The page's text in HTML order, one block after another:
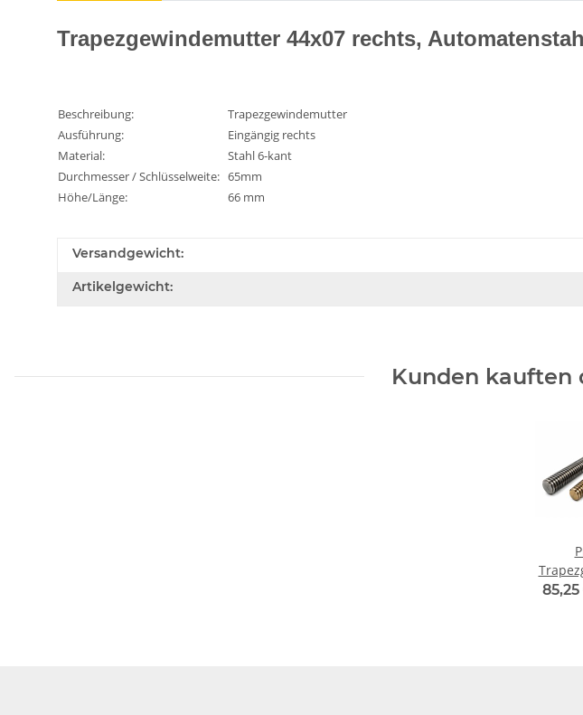
Trapezgewindemutter 44x07 rechts,
Beschreibung:
Trapezgewindemutter
Ausführung:
Eingängig rechts
Material:
Stahl 6-kant
Durchmesser / Schlüsselweite: 65mm
Höhe/Länge:
66 mm
Versandgewicht:
Artikelgewicht:
Kunden kauften